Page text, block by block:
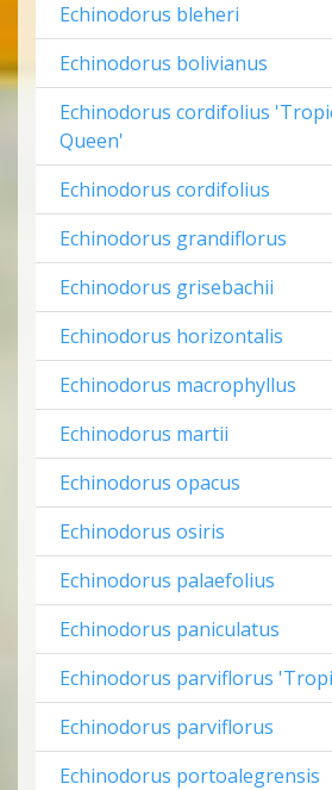
Echinodorus bleheri
Echinodorus bolivianus
Echinodorus cordifolius
Queen'
Echinodorus cordifolius
Echinodorus grandiflorus
Echinodorus grisebachii
Echinodorus horizontalis
Echinodorus macrophyllus
Echinodorus martii
Echinodorus opacus
Echinodorus osiris
Echinodorus palaefolius
Echinodorus paniculatus
Echinodorus parviflorus
Echinodorus parviflorus
Echinodorus portoalegrensis